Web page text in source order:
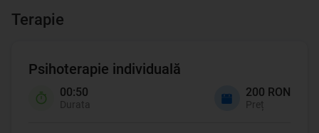
Terapie
Psihoterapie individuală
00:50
Durata
200 RON
Preț